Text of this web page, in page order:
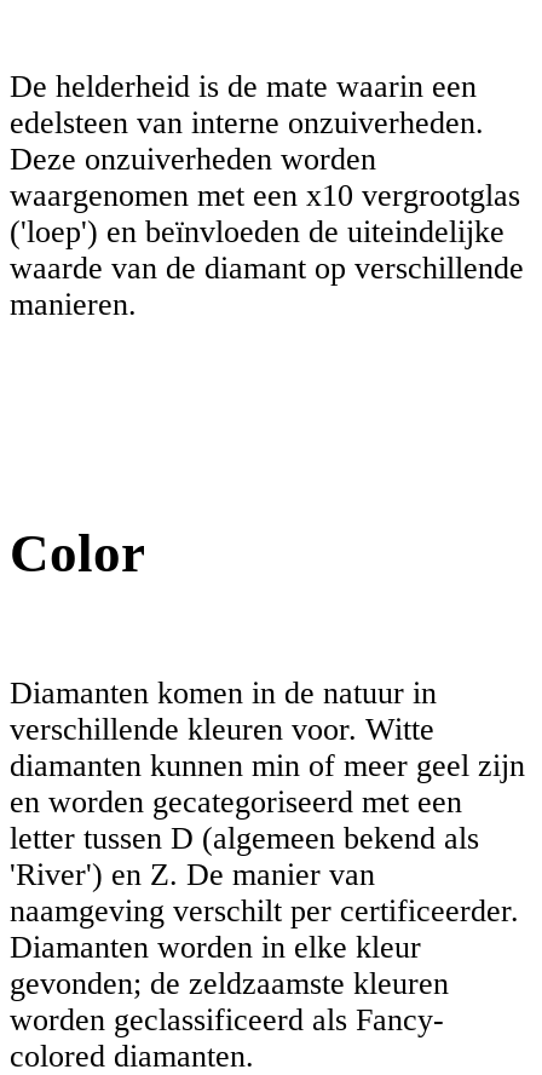
De helderheid is de mate waarin een
edelsteen van interne onzuiverheden.
Deze onzuiverheden worden
waargenomen met een x10 vergrootglas
('loep') en beïnvloeden de uiteindelijke
waarde van de diamant op verschillende
manieren.
Color
Diamanten komen in de natuur in
verschillende kleuren voor. Witte
diamanten kunnen min of meer geel zijn
en worden gecategoriseerd met een
letter tussen D (algemeen bekend als
'River') en Z. De manier van
naamgeving verschilt per certificeerder.
Diamanten worden in elke kleur
gevonden; de zeldzaamste kleuren
worden geclassificeerd als Fancy-
colored diamanten.